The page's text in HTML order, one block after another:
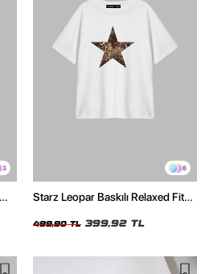
3 8
Starz Leopar Baskılı Relaxed Fit
499,90 TL 399,92 TL